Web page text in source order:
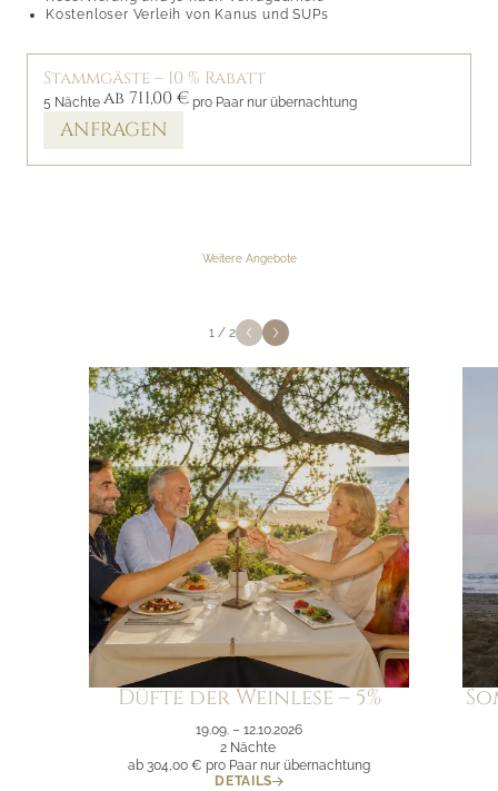
Kostenloser Verleih von Kanus und SUPs
Stammgäste – 10 % Rabatt
5 Nächteab 711,00 € pro Paar nur übernachtung
ANFRAGEN
Weitere Angebote
1 / 2
Düfte der Weinlese – 5%
19.09. – 12.10.2026
2 Nächte
ab 304,00 € pro Paar nur übernachtung
DETAILS